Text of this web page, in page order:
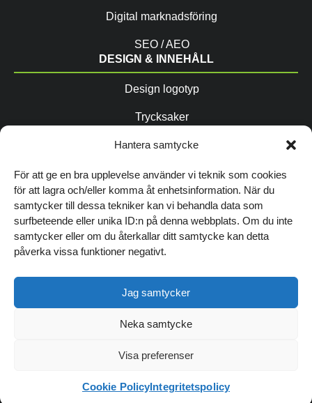
Hantera samtycke
För att ge en bra upplevelse använder vi teknik som cookies
för att lagra och/eller komma åt enhetsinformation. När du
samtycker till dessa tekniker kan vi behandla data som
surfbeteende eller unika ID:n på denna webbplats. Om du inte
samtycker eller om du återkallar ditt samtycke kan detta
påverka vissa funktioner negativt.
Jag samtycker
Neka samtycke
Visa preferenser
Cookie PolicyIntegritetspolicy
Digital marknadsföring
SEO / AEO
DESIGN & INNEHÅLL
Design logotyp
Trycksaker
Copytexter / AIO
Fotografering
Grafisk profil
FÖLJ OSS
Cookies
Webbyrå Halmstad
Webbyrå Kungsbacka Webbyrå Göteborg
SENASTE NYTT
och höststädning
för din hemsida